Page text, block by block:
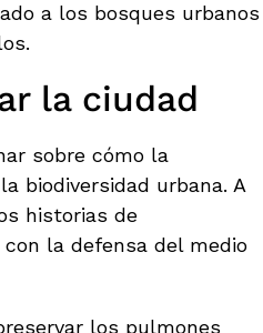
a los bosques urbanos
la ciudad
sobre cómo la
biodiversidad urbana. A
historias de
la defensa del medio
los pulmones